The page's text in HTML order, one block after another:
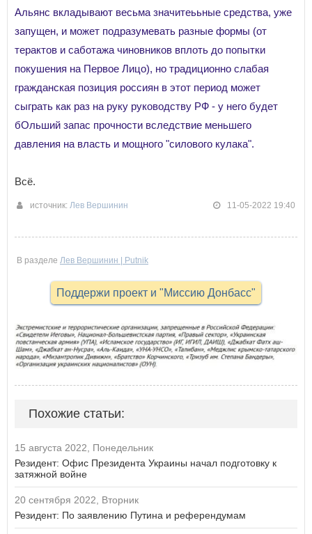
Альянс вкладывают весьма значитеььные средства, уже
запущен, и может подразумевать разные формы (от
терактов и саботажа чиновников вплоть до попытки
покушения на Первое Лицо), но традиционно слабая
гражданская позиция россиян в этот период может
сыграть как раз на руку руководству РФ - у него будет
бОльший запас прочности вследствие меньшего
давления на власть и мощного "силового кулака".
Всё.
источник: Лев Вершинин 11-05-2022 19:40
В разделе Лев Вершинин | Putnik
Поддержи проект и "Миссию Донбасс"
Похожие статьи:
15 августа 2022, Понедельник
Резидент: Офис Президента Украины начал подготовку к
затяжной войне
20 сентября 2022, Вторник
Резидент: По заявлению Путина и референдумам